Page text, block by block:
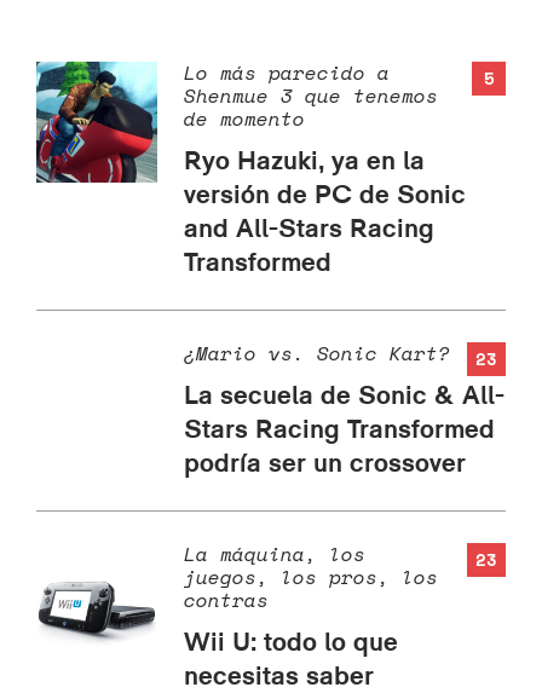
5
Lo más parecido a
Shenmue 3 que tenemos
de momento
Ryo Hazuki, ya en la
versión de PC de Sonic
and All-Stars Racing
Transformed
23
¿Mario vs. Sonic Kart?
La secuela de Sonic & All-
Stars Racing Transformed
podría ser un crossover
23
La máquina, los
juegos, los pros, los
contras
Wii U: todo lo que
necesitas saber